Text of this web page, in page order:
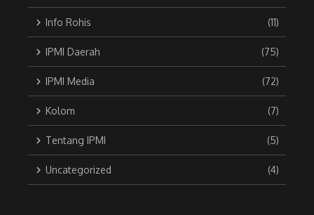
Info Rohis (11)
IPMI Daerah (75)
IPMI Media (72)
Kolom (7)
Tentang IPMI (5)
Uncategorized (4)